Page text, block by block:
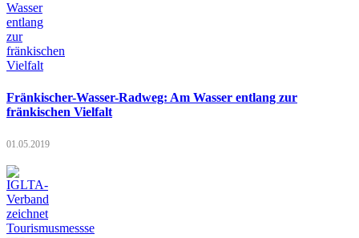
Fränkischer-Wasser-Radweg: Am Wasser entlang zur
fränkischen Vielfalt
01.05.2019